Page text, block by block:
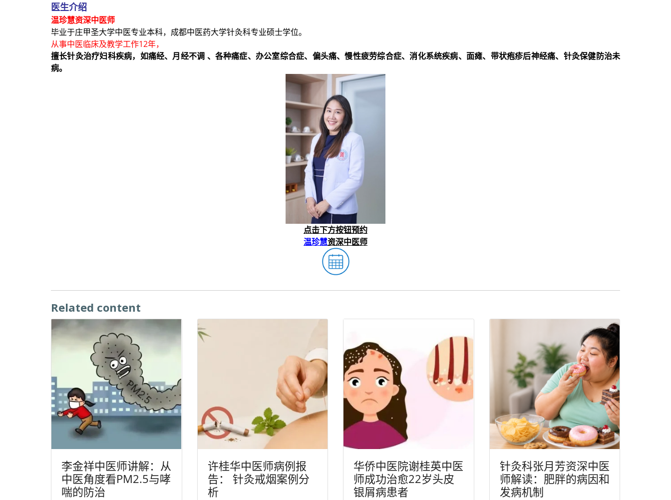
医生介绍
温珍慧资深中医师
毕业于庄甲圣大学中医专业本科，成都中医药大学针灸科专业硕士学位。
从事中医临床及教学工作12年，
擅长针灸治疗妇科疾病，如痛经、月经不调 、各种痛症、办公室综合症、偏头痛、慢性疲劳综合症、消化系统疾病、面瘫、带状疱疹后神经痛、针灸保健防治未
病。
点击下方按钮预约
温珍慧资深中医师
Related content
李金祥中医师讲解：从
中医角度看PM2.5与哮
喘的防治
许桂华中医师病例报
告： 针灸戒烟案例分
析
华侨中医院谢桂英中医
师成功治愈22岁头皮
银屑病患者
针灸科张月芳资深中医
师解读：肥胖的病因和
发病机制